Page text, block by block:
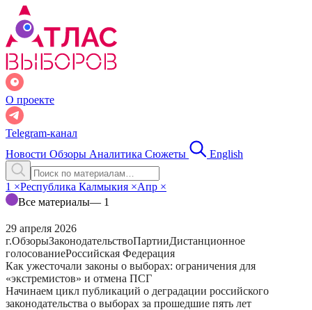
О проекте
Telegram-канал
Новости Обзоры Аналитика Сюжеты English
1 ×Республика Калмыкия ×Апр ×
Все материалы— 1
29 апреля 2026
г.ОбзорыЗаконодательствоПартииДистанционное
голосованиеРоссийская Федерация
Как ужесточали законы о выборах: ограничения для
«экстремистов» и отмена ПСГ
Начинаем цикл публикаций о деградации российского
законодательства о выборах за прошедшие пять лет